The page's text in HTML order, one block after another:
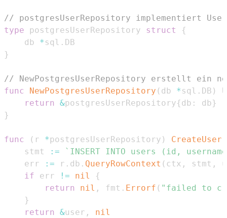
// postgresUserRepository implementiert
type postgresUserRepository struct
{
	db
* sql .
}
// NewPostgresUserRepository erstellt ein
func
NewPostgresUserRepository ( db * sql . DB )
return
&postgresUserRepository{db : db}
}
func ( r *postgresUserRepository ) CreateUser
	stmt
:=
`INSERT INTO users (id,
	err
:= r . db . QueryRowContext ( ctx , stmt ,
if err != nil
{
return
nil , fmt . Errorf ( "failed to
}
return
&user ,
nil